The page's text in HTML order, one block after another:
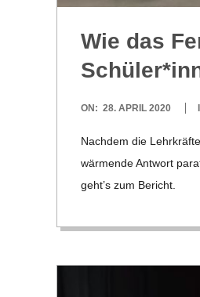
L
D
S
C
H
M
I
Wie das
2020-
ON: 28. APRIL 2020
Nach­dem die
wär­mende Ant­wort
geht’s zum Bericht.